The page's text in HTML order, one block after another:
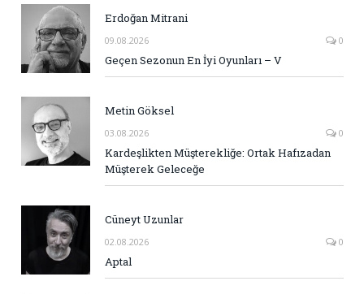
Erdoğan Mitrani
09.08.2026 0
Geçen Sezonun En İyi Oyunları – V
Metin Göksel
03.08.2026 0
Kardeşlikten Müşterekliğe: Ortak Hafızadan
Müşterek Geleceğe
Cüneyt Uzunlar
02.08.2026 0
Aptal